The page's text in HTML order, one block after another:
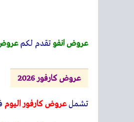
عروض انفو تقدم لكمعروض
عروض كارفور 2026
تشملعروض كارفور اليوم